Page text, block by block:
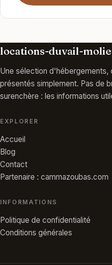
locations-duvail-
Une sélection d'hébergements,
présentés simplement. Pas de
surenchère : les informations
EXPLORER
Accueil
Blog
Contact
Partenaire : cammazoubas.com
INFORMATIONS
Politique de confidentialité
Conditions générales